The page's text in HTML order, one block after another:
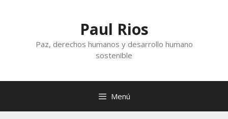
Paul Rios
Paz, derechos humanos y desarrollo humano
sostenible
Menú